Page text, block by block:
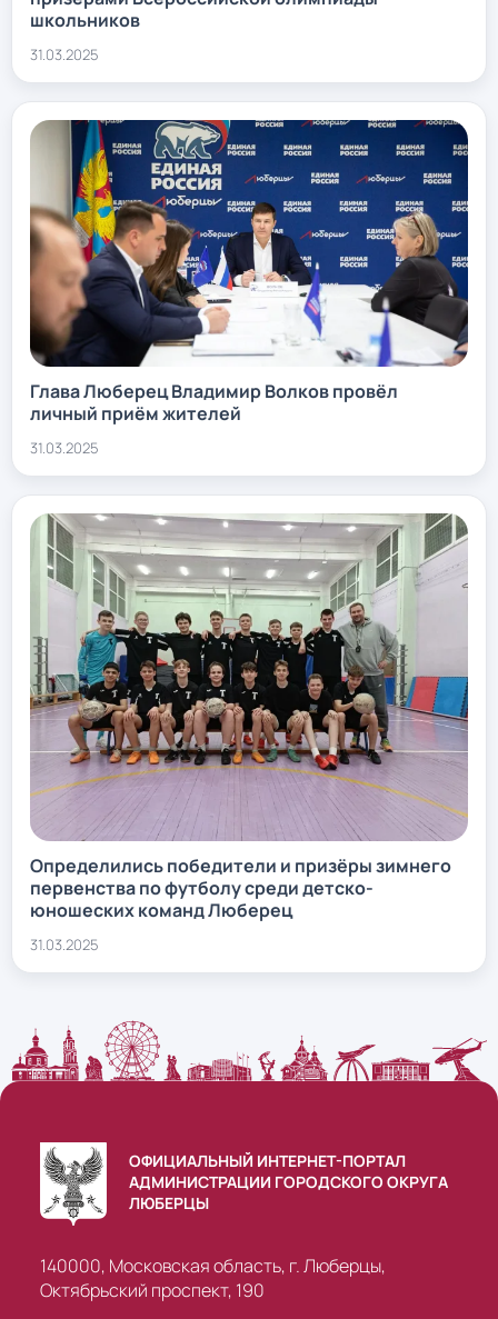
школьников
31.03.2025
Глава Люберец Владимир Волков провёл
личный приём жителей
31.03.2025
Определились победители и призёры зимнего
первенства по футболу среди детско-
юношеских команд Люберец
31.03.2025
ОФИЦИАЛЬНЫЙ ИНТЕРНЕТ-ПОРТАЛ
АДМИНИСТРАЦИИ ГОРОДСКОГО ОКРУГА
ЛЮБЕРЦЫ
140000, Московская область, г. Люберцы,
Октябрьский проспект, 190